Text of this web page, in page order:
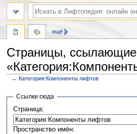
Страницы,
← Категория:Компоненты лифтов
Перейти
навигации
Перейти
поиску
Ссылки сюда
Страница:
Пространство имён:
ещё